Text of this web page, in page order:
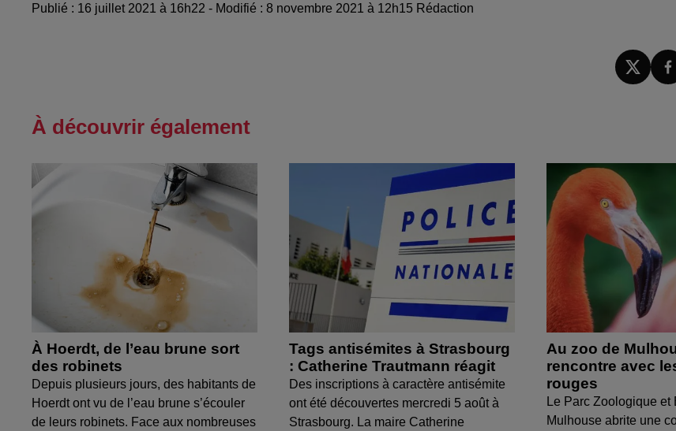
Publié : 16 juillet 2021 à 16h22 - Modifié : 8 novembre 2021 à 12h15 Rédaction
À découvrir également
À Hoerdt, de l’eau brune sort
des robinets
Depuis plusieurs jours, des habitants de
Hoerdt ont vu de l’eau brune s’écouler
de leurs robinets. Face aux nombreuses
Tags antisémites à Strasbourg
: Catherine Trautmann réagit
Des inscriptions à caractère antisémite
ont été découvertes mercredi 5 août à
Strasbourg. La maire Catherine
Au zoo de
rencontre avec
rouges
Le Parc Zoologique et
Mulhouse abrite une